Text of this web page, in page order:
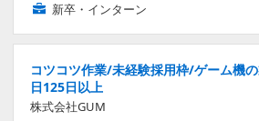
新卒・インターン
コツコツ作業/未経験採用枠/ゲーム機
日125日以上
株式会社GUM